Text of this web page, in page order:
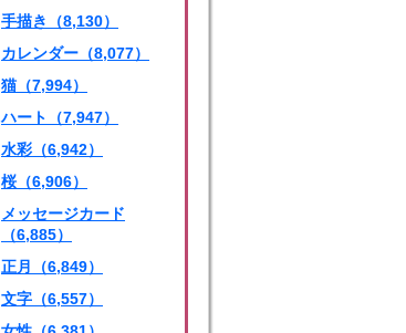
手描き（8,130）
カレンダー（8,077）
猫（7,994）
ハート（7,947）
水彩（6,942）
桜（6,906）
メッセージカード
（6,885）
正月（6,849）
文字（6,557）